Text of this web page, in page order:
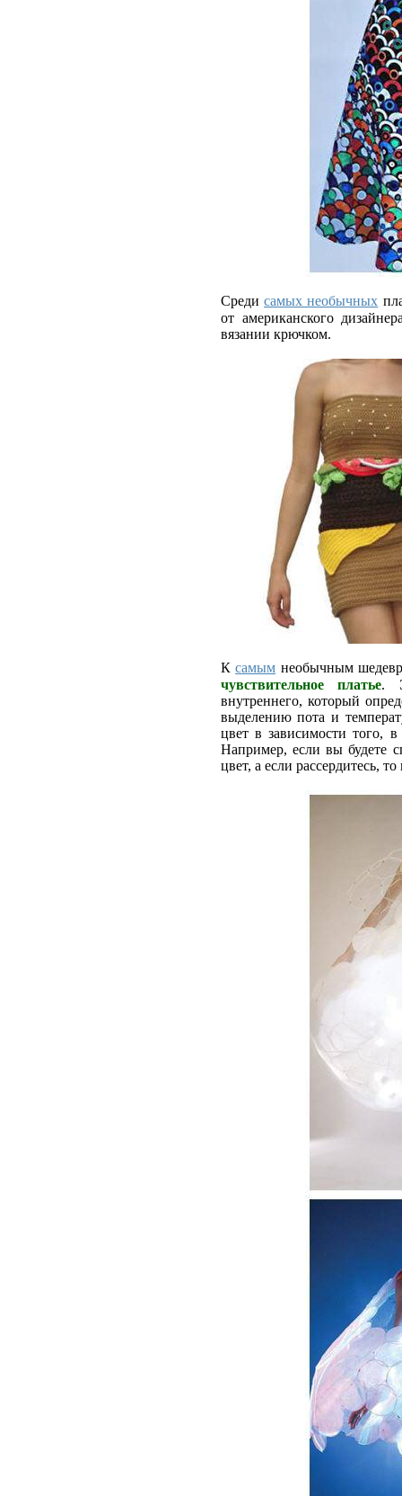
Среди самых необычных
от американского
вязании крючком.
Ксамым необычным
чувствительное платье.
внутреннего, который
выделению пота и
цвет в зависимости того,
Например, если вы будете
цвет, а если рассердитесь,